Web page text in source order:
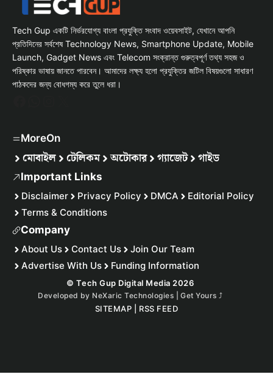
Tech Gup একটি নির্ভরযোগ্য বাংলা প্রযুক্তি সংবাদ ওয়েবসাইট, যেখানে আপনি
প্রতিদিনের সর্বশেষ Technology News, Smartphone Update, Mobile
Launch, Gadget News এবং Telecom সংক্রান্ত গুরুত্বপূর্ণ তথ্য সহজ ও
পরিষ্কার ভাষায় জানতে পারবেন। আমাদের লক্ষ্য হলো প্রযুক্তির জটিল বিষয়গুলো সাধারণ
পাঠকদের জন্য বোধগম্য করে তুলে ধরা।
MoreOn
মোবাইল টেলিকম অটোকার গ্যাজেট গাইড
Important Links
Disclaimer Privacy Policy DMCA
Editorial Policy
Terms & Conditions
Company
About Us Contact Us
Join Our Team
Advertise With Us
Funding Information
© Tech Gup Digital Media 2026
Developed by NeXaric Technologies | Get Yours⤴︎
SITEMAP RSS FEED